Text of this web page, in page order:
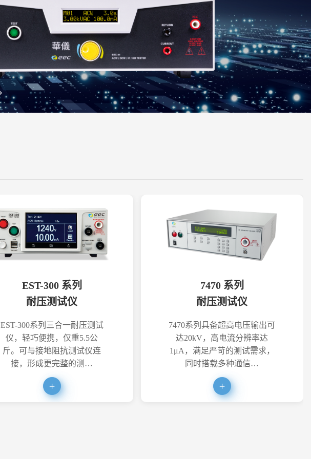
EST-300 系列
耐压测试仪
EST-300系列三合一耐压测试
仪，轻巧便携，仅重5.5公
斤。可与接地阻抗测试仪连
接，形成更完整的测…
7470 系列
耐压测试仪
7470系列具备超高电压输出可
达20kV，高电流分辨率达
1μA，满足严苛的测试需求，
同时搭载多种通信…